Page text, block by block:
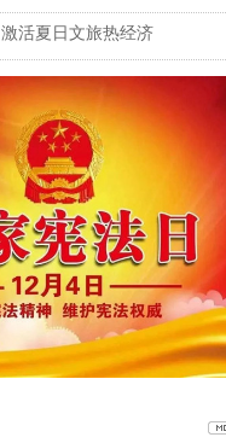
活夏日文旅热经济